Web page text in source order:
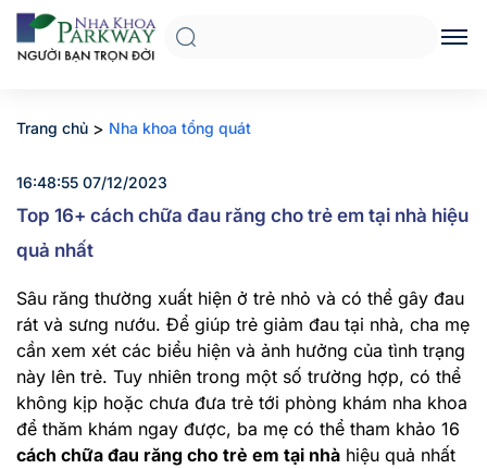
Trang chủ > Nha khoa tổng quát
16:48:55 07/12/2023
Top 16+ cách chữa đau răng cho trẻ em tại nhà hiệu
quả nhất
Sâu răng thường xuất hiện ở trẻ nhỏ và có thể gây đau
rát và sưng nướu. Để giúp trẻ giảm đau tại nhà, cha mẹ
cần xem xét các biểu hiện và ảnh hưởng của tình trạng
này lên trẻ. Tuy nhiên trong một số trường hợp, có thể
không kịp hoặc chưa đưa trẻ tới phòng khám nha khoa
để thăm khám ngay được, ba mẹ có thể tham khảo 16
cách chữa đau răng cho trẻ em tại nhà hiệu quả nhất